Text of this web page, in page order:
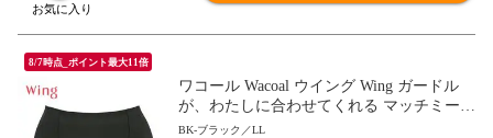
8/7時点_ポイント最大11倍
ワコール Wacoal ウイング Wing ガードル
が、わたしに合わせてくれる マッチミーガ
ードル ショート丈 SML2L
BK-ブラック／LL